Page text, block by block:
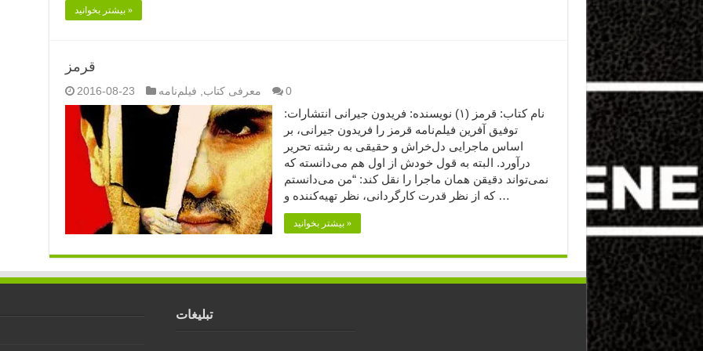
بیشتر بخوانید »
قرمز
2016-08-23 معرفی کتاب فیلم‌نامه 0
نام کتاب: قرمز (۱) نویسنده: فریدون جیرانی انتشارات:
توفیق آفرین فیلم‌نامه قرمز را فریدون جیرانی، بر
اساس ماجرایی دل‌خراش و حقیقی به رشته تحریر
درآورد. البته به قول خودش از اول هم می‌دانسته که
نمی‌تواند دقیقن همان ماجرا را نقل کند: “من می‌دانستم
که از نظر قدرت کارگردانی، نظر تهیه‌کننده و …
بیشتر بخوانید »
تبلیغات